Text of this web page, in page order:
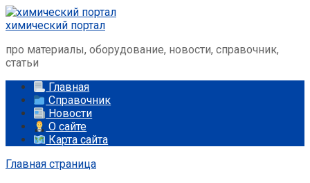
Перейти
к
химический портал
про материалы, оборудование, новости, справочник,
статьи
Главная
Справочник
Новости
О сайте
Карта сайта
Главная страница